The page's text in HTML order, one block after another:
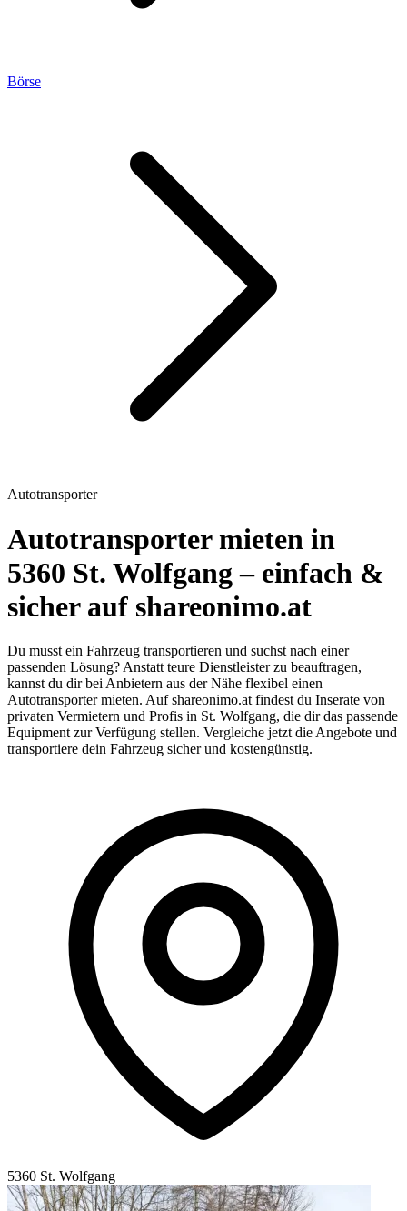
Börse
Autotransporter
Autotransporter mieten in
5360 St. Wolfgang – einfach &
sicher auf shareonimo.at
Du musst ein Fahrzeug transportieren und suchst nach einer
passenden Lösung? Anstatt teure Dienstleister zu beauftragen,
kannst du dir bei Anbietern aus der Nähe flexibel einen
Autotransporter mieten. Auf shareonimo.at findest du Inserate von
privaten Vermietern und Profis in St. Wolfgang, die dir das passende
Equipment zur Verfügung stellen. Vergleiche jetzt die Angebote und
transportiere dein Fahrzeug sicher und kostengünstig.
5360 St. Wolfgang